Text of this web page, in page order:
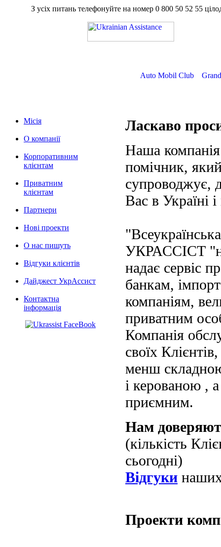
З усіх питань телефонуйте на номер 0 800 50 52 55
Auto Mobil Club
Місія
О компанії
Корпоративним
клієнтам
Приватним
клієнтам
Партнери
Нові проекти
О нас пишуть
Відгуки клієнтів
Дайджест УкрАссист
Контактна
інформація
Ласкаво
Наша
помічник,
супроводжує,
Вас в Україні
УКРАССІСТ
надає сервіс
банкам,
компаніям,
приватним
Компанія
своїх
менш
і керованою ,
приємним.
Нам
(кількість
сьогодні)
Відгуки наших
Проекти